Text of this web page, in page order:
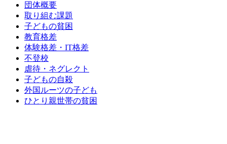
団体概要
取り組む課題
子どもの貧困
教育格差
体験格差・IT格差
不登校
虐待・ネグレクト
子どもの自殺
外国ルーツの子ども
ひとり親世帯の貧困